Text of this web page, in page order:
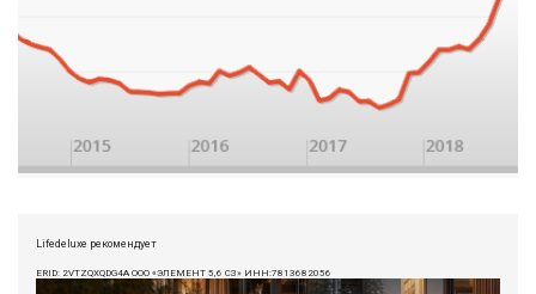
Lifedeluxe рекомендует
ERID: 2VTZQXQDG4A ООО «ЭЛЕМЕНТ 5,6 СЗ» ИНН:7813682056